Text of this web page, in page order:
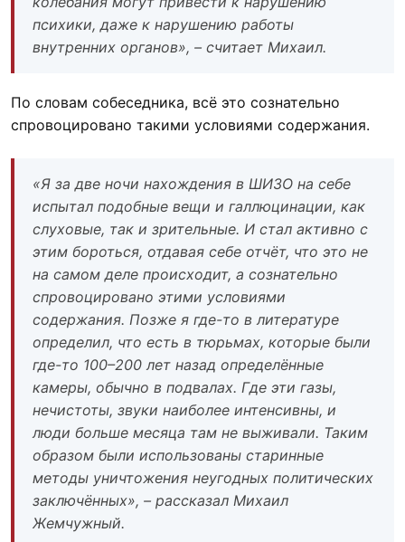
психики, даже к нарушению работы
внутренних органов», – считает Михаил.
По словам собеседника, всё это сознательно
спровоцировано такими условиями содержания.
«Я за две ночи нахождения в ШИЗО на себе
испытал подобные вещи и галлюцинации, как
слуховые, так и зрительные. И стал активно с
этим бороться, отдавая себе отчёт, что это не
на самом деле происходит, а сознательно
спровоцировано этими условиями
содержания. Позже я где-то в литературе
определил, что есть в тюрьмах, которые были
где-то 100–200 лет назад определённые
камеры, обычно в подвалах. Где эти газы,
нечистоты, звуки наиболее интенсивны, и
люди больше месяца там не выживали. Таким
образом были использованы старинные
методы уничтожения неугодных политических
заключённых», – рассказал Михаил
Жемчужный.